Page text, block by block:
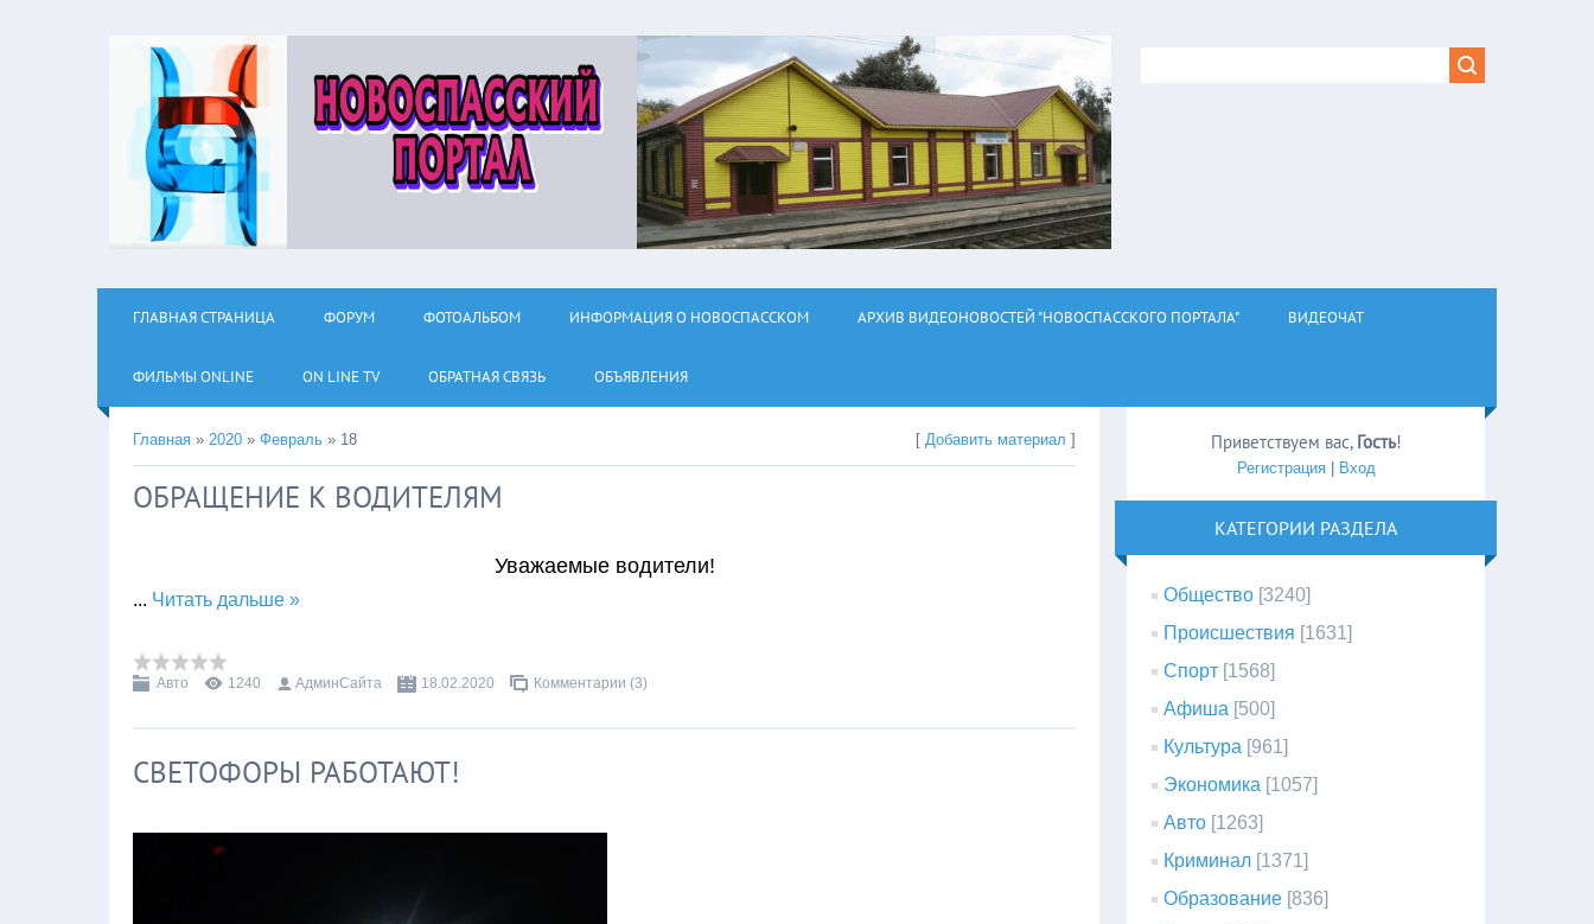
ГЛАВНАЯ СТРАНИЦА ФОРУМ ФОТОАЛЬБОМ ИНФОРМАЦИЯ О НОВОСПАССКОМ АРХИВ ВИДЕОНОВОСТЕЙ "НОВОСПАССКОГО ПОРТАЛА" ВИДЕОЧАТ
ФИЛЬМЫ ОNLINE ON LINE TV ОБРАТНАЯ СВЯЗЬ ОБЪЯВЛЕНИЯ
Главная » 2020 » Февраль » 18 [Добавить материал ]
ОБРАЩЕНИЕ К ВОДИТЕЛЯМ
Уважаемые водители!
... Читать дальше »
Авто 1240 АдминСайта 18.02.2020 Комментарии (3)
СВЕТОФОРЫ РАБОТАЮТ!
Приветствуем вас, Гость!
Регистрация| Вход
КАТЕГОРИИ РАЗДЕЛА
Общество [3240]
Происшествия [1631]
Спорт [1568]
Афиша [500]
Культура [961]
Экономика [1057]
Авто [1263]
Криминал [1371]
Образование [836]